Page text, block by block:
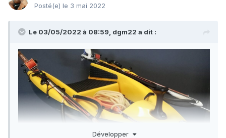
Posté(e) le 3 mai 2022
Le 03/05/2022 à 08:59, dgm22 a dit :
Développer